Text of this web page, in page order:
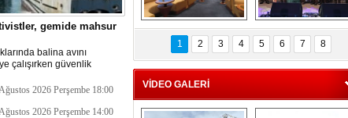
gemide mahsur
balina avını
çalışırken güvenlik
21 çevre aktivisti,
ve temel haklarının ihlal
2026 Perşembe 18:00
2026 Perşembe 14:00
MSC'den 55 milyon
euroluk turizm geliri
müjdesi
5. Bosphorus Ship
Brokers Dinner,
İstanbul’da yapıldı
1 2 3 4 5 6 7 8
VİDEO GALERİ